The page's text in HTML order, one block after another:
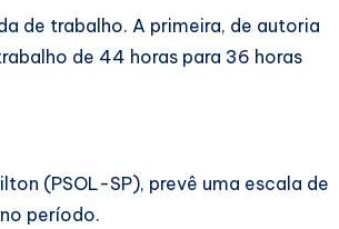
de trabalho. A primeira, de autoria
de 44 horas para 36 horas
(PSOL-SP), prevê uma escala de
período.